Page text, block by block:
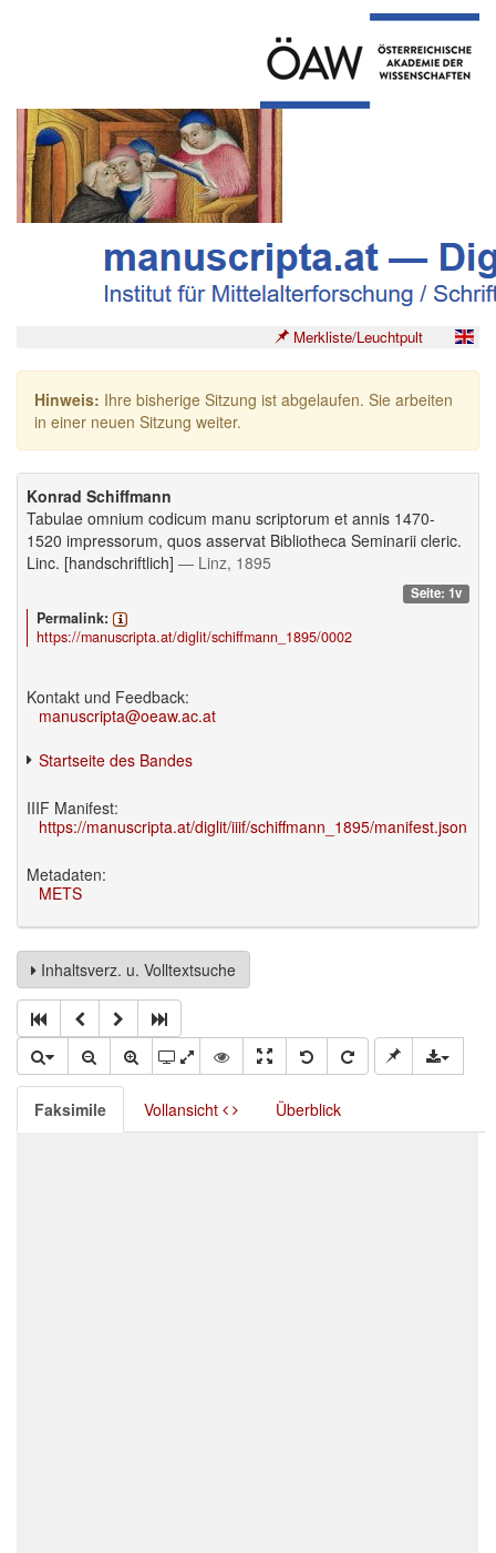
Merkliste/Leuchtpult
Hinweis: Ihre bisherige Sitzung ist abgelaufen. Sie arbeiten
in einer neuen Sitzung weiter.
Konrad Schiffmann
Tabulae omnium codicum manu scriptorum et annis 1470-
1520 impressorum, quos asservat Bibliotheca Seminarii cleric.
Linc. [handschriftlich] — Linz, 1895
Seite: 1v
Permalink:
https://manuscripta.at/diglit/schiffmann_1895/0002
Kontakt und Feedback:
manuscripta@oeaw.ac.at
Startseite des Bandes
IIIF Manifest:
https://manuscripta.at/diglit/iiif/schiffmann_1895/manifest.json
Metadaten:
METS
Inhaltsverz. u. Volltextsuche
Faksimile Vollansicht Überblick